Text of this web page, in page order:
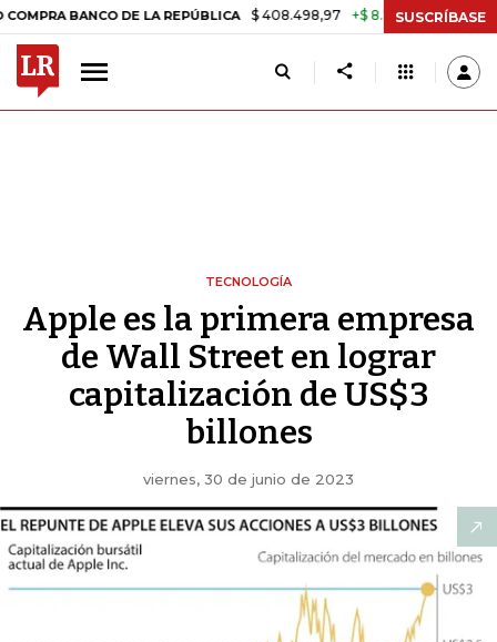
DE LA REPÚBLICA $ 408.498,97 +$ 8.753,81 +2,19% TASA
SUSCRÍBASE
TECNOLOGÍA
Apple es la primera empresa
de Wall Street en lograr
capitalización de US$3
billones
viernes, 30 de junio de 2023